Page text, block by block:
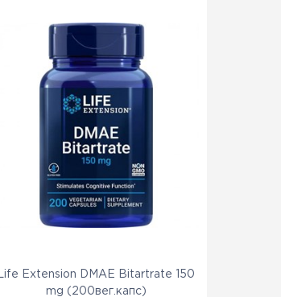
Life Extension DMAE Bitartrate 150
mg (200вег.капс)